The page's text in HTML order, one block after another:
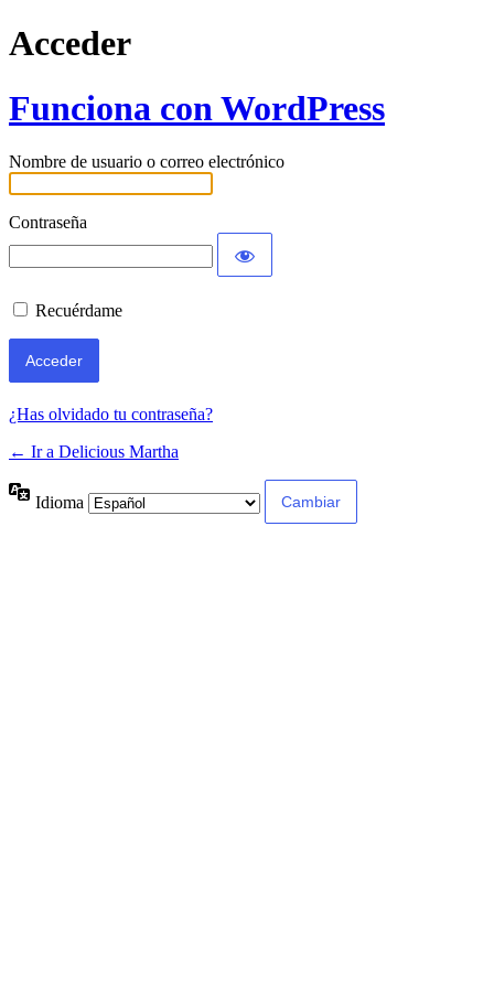
Acceder
Funciona con WordPress
Nombre de usuario o correo electrónico
Contraseña
Recuérdame
¿Has olvidado tu contraseña?
← Ir a Delicious Martha
Idioma